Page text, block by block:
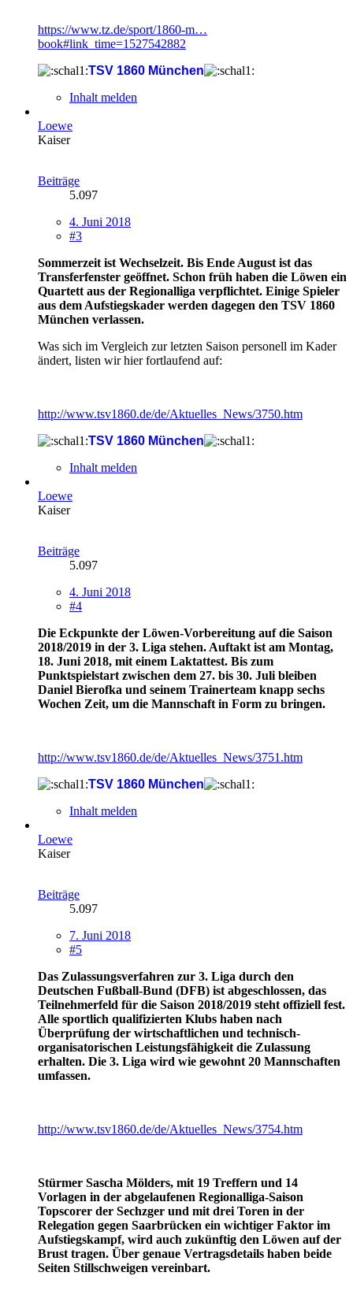
https://www.tz.de/sport/1860-m…
book#link_time=1527542882
TSV 1860 München
Inhalt melden
Loewe
Kaiser
Beiträge
5.097
4. Juni 2018
#3
Sommerzeit ist Wechselzeit. Bis Ende August ist das
Transferfenster geöffnet. Schon früh haben die Löwen ein
Quartett aus der Regionalliga verpflichtet. Einige Spieler
aus dem Aufstiegskader werden dagegen den TSV 1860
München verlassen.
Was sich im Vergleich zur letzten Saison personell im Kader
ändert, listen wir hier fortlaufend auf:
http://www.tsv1860.de/de/Aktuelles_News/3750.htm
TSV 1860 München
Inhalt melden
Loewe
Kaiser
Beiträge
5.097
4. Juni 2018
#4
Die Eckpunkte der Löwen-Vorbereitung auf die Saison
2018/2019 in der 3. Liga stehen. Auftakt ist am Montag,
18. Juni 2018, mit einem Laktattest. Bis zum
Punktspielstart zwischen dem 27. bis 30. Juli bleiben
Daniel Bierofka und seinem Trainerteam knapp sechs
Wochen Zeit, um die Mannschaft in Form zu bringen.
http://www.tsv1860.de/de/Aktuelles_News/3751.htm
TSV 1860 München
Inhalt melden
Loewe
Kaiser
Beiträge
5.097
7. Juni 2018
#5
Das Zulassungsverfahren zur 3. Liga durch den
Deutschen Fußball-Bund (DFB) ist abgeschlossen, das
Teilnehmerfeld für die Saison 2018/2019 steht offiziell fest.
Alle sportlich qualifizierten Klubs haben nach
Überprüfung der wirtschaftlichen und technisch-
organisatorischen Leistungsfähigkeit die Zulassung
erhalten. Die 3. Liga wird wie gewohnt 20 Mannschaften
umfassen.
http://www.tsv1860.de/de/Aktuelles_News/3754.htm
Stürmer Sascha Mölders, mit 19 Treffern und 14
Vorlagen in der abgelaufenen Regionalliga-Saison
Topscorer der Sechzger und mit drei Toren in der
Relegation gegen Saarbrücken ein wichtiger Faktor im
Aufstiegskampf, wird auch zukünftig den Löwen auf der
Brust tragen. Über genaue Vertragsdetails haben beide
Seiten Stillschweigen vereinbart.